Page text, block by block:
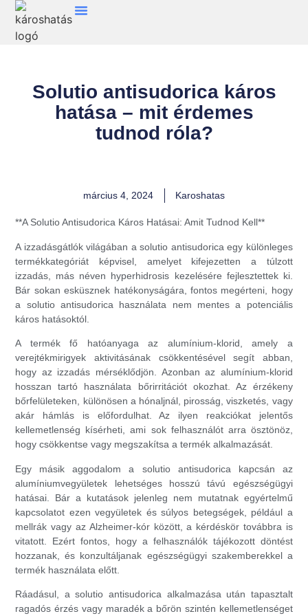
Solutio antisudorica káros
hatása – mit érdemes
tudnod róla?
március 4, 2024 Karoshatas
**A Solutio Antisudorica Káros Hatásai: Amit Tudnod Kell**
A izzadásgátlók világában a solutio antisudorica egy különleges
termékkategóriát képvisel, amelyet kifejezetten a túlzott
izzadás, más néven hyperhidrosis kezelésére fejlesztettek ki.
Bár sokan esküsznek hatékonyságára, fontos megérteni, hogy
a solutio antisudorica használata nem mentes a potenciális
káros hatásoktól.
A termék fő hatóanyaga az alumínium-klorid, amely a
verejtékmirigyek aktivitásának csökkentésével segít abban,
hogy az izzadás mérséklődjön. Azonban az alumínium-klorid
hosszan tartó használata bőrirritációt okozhat. Az érzékeny
bőrfelületeken, különösen a hónaljnál, pirosság, viszketés, vagy
akár hámlás is előfordulhat. Az ilyen reakciókat jelentős
kellemetlenség kísérheti, ami sok felhasználót arra ösztönöz,
hogy csökkentse vagy megszakítsa a termék alkalmazását.
Egy másik aggodalom a solutio antisudorica kapcsán az
alumíniumvegyületek lehetséges hosszú távú egészségügyi
hatásai. Bár a kutatások jelenleg nem mutatnak egyértelmű
kapcsolatot ezen vegyületek és súlyos betegségek, például a
mellrák vagy az Alzheimer-kór között, a kérdéskör továbbra is
vitatott. Ezért fontos, hogy a felhasználók tájékozott döntést
hozzanak, és konzultáljanak egészségügyi szakemberekkel a
termék használata előtt.
Ráadásul, a solutio antisudorica alkalmazása után tapasztalt
ragadós érzés vagy maradék a bőrön szintén kellemetlenséget